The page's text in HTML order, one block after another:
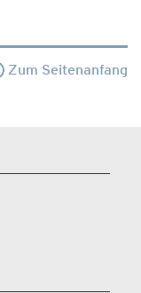
Zum Seitenanfang